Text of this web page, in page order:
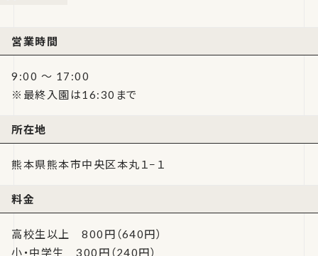
営業時間
9:00 ～ 17:00
※最終入園は16:30まで
所在地
熊本県熊本市中央区本丸１−１
料金
高校生以上 800円（640円）
小・中学生 300円（240円）